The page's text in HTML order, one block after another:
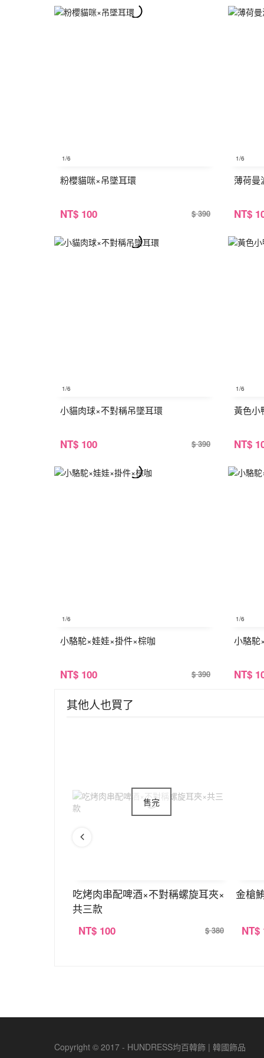
1/6
粉櫻貓咪×吊墜耳環
NT$ 100 $ 390
1/6
薄荷曼
NT$
1/6
小貓肉球×不對稱吊墜耳環
NT$ 100 $ 390
1/6
黃色小
NT$
1/6
小駱駝×娃娃×掛件×棕咖
NT$ 100 $ 390
1/6
小駱駝
NT$
其他人也買了
吃烤肉串配啤酒×不對稱螺旋耳夾×
共三款
NT$ 100 $ 380
金槍
NT$
Copyright © 2017 - HUNDRESS均百韓飾 | 韓國飾品